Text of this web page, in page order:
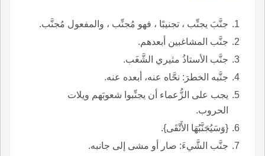
جنَّبَ يجنِّب ، تجنيبًا ، فهو مُجنِّب ، والمفعول مُجنَّب.
جنَّب المشاغبين أبعدهم.
جنَّب الأستاذُ مثيري الشَّغَب.
جنَّبه الخطرَ: نحَّاه عنه، أبعده عنه.
يجب على الزُّعماء أن يجنِّبوا شعوبَهم ويلات
الحروب.
{وَسَيُجَنَّبُهَا الأَتْقَى}.
جنَّب الشَّيءَ: صار أو مشى إلى جانبه.